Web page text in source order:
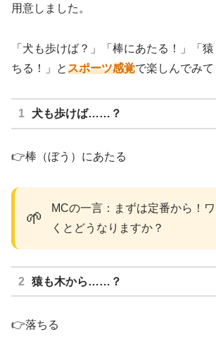
用意しました。
「犬も歩けば？」「棒にあたる！」「
ちる！」とスポーツ感覚で楽しんでみて
犬も歩けば……？
👉棒（ぼう）にあたる
🌱
MCの一言：まずは定番から！
くとどうなりますか？
猿も木から……？
👉落ちる